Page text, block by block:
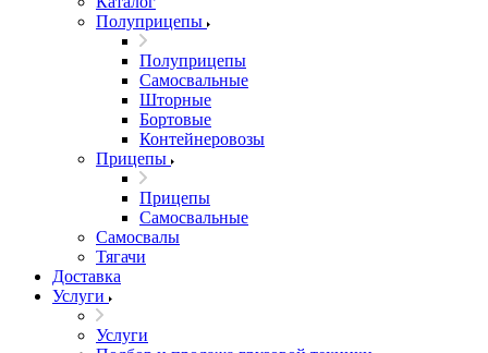
Полуприцепы
Полуприцепы
Самосвальные
Шторные
Бортовые
Контейнеровозы
Прицепы
Прицепы
Самосвальные
Самосвалы
Тягачи
Доставка
Услуги
Услуги